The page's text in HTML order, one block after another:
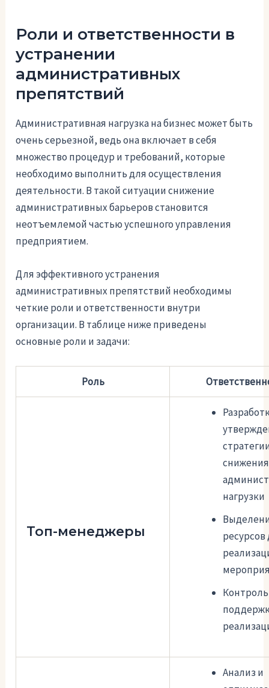
Роли и ответственности в
устранении
административных
препятствий
Административная нагрузка на бизнес может быть
очень серьезной, ведь она включает в себя
множество процедур и требований, которые
необходимо выполнить для осуществления
деятельности. В такой ситуации снижение
административных барьеров становится
неотъемлемой частью успешного управления
предприятием.
Для эффективного устранения
административных препятствий необходимы
четкие роли и ответственности внутри
организации. В таблице ниже приведены
основные роли и задачи:
Роль
Топ-менеджеры
снижения
нагрузки
ресурсов
Анализ и